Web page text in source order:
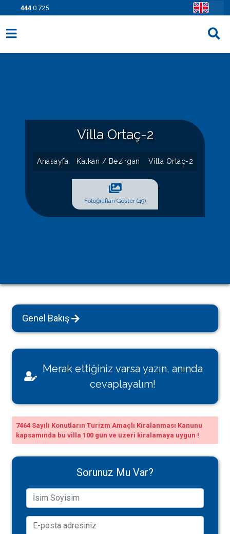
444 0 725
Villa Ortaç-2
Anasayfa Kalkan / Bezirgan Villa Ortaç-2
Fotoğrafları Göster (49)
Genel Bakış
Merak ettiğiniz varsa yazın, anında
cevaplayalım!
7464 Sayılı Konutların Turizm Amaçlı Kiralanması Kanunu
kapsamında bu villa 100 gün ve üzeri kiralamaya uygun !
Sorunuz Mu Var?